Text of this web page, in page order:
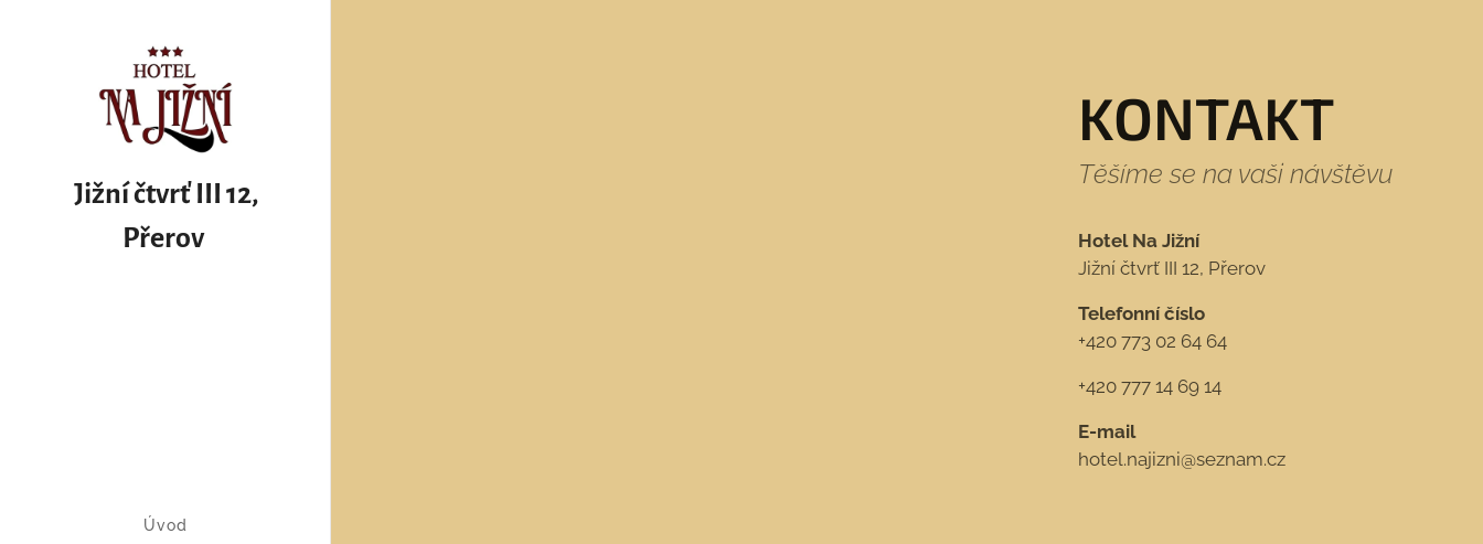
Jižní čtvrť III 12,
Přerov
Úvod
KONTAKT
Těšíme se na vaši návštěvu
Hotel Na Jižní
Jižní čtvrť III 12, Přerov
Telefonní číslo
+420 773 02 64 64
+420 777 14 69 14
E-mail
hotel.najizni@seznam.cz